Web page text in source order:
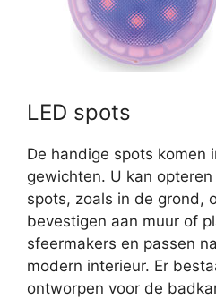
LED spots
De handige spots komen
gewichten. U kan
spots, zoals in de grond,
bevestigen aan muur of
sfeermakers en passen
modern interieur. Er
ontworpen voor de